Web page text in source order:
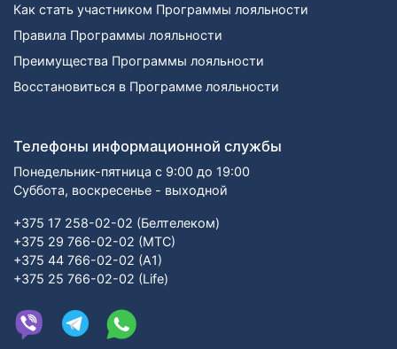
Как стать участником Программы лояльности
Правила Программы лояльности
Преимущества Программы лояльности
Восстановиться в Программе лояльности
Телефоны информационной службы
Понедельник-пятница с 9:00 до 19:00
Суббота, воскресенье - выходной
+375 17 258-02-02 (Белтелеком)
+375 29 766-02-02 (МТС)
+375 44 766-02-02 (А1)
+375 25 766-02-02 (Life)